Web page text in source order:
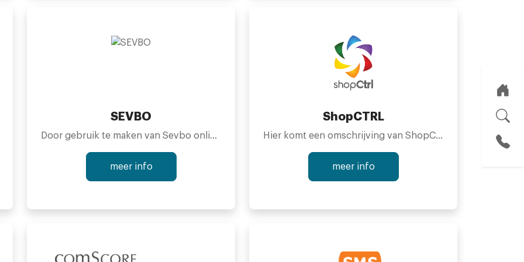
Nooit meer adresgegevens overtypen door de
Automatische email met Track & Trace gegevens naar
Mogelijkheid om briefpost te verwerken
Wereldwijd verzenden
Geen wachttijd bij het postkantoor
SEVBO
Door gebruik te maken van Sevbo online marketingtools vergroot uï¿½de kansen op extraï¿½omzet voor uw onderneming.ï¿½Metï¿½ons aanbod aan gespecialiseerdeï¿½diensten dieï¿½benoemt wordenï¿½alsï¿½affiliate marketing, cpm/cpc basedï¿½branding en lead generatie,ï¿½kunt u eenvoudig, overzichtelijk enï¿½met gemakï¿½de omzet van uw ondernemingï¿½vergroten zonder al teveel werk.
meer info
ShopCTRL
Hier komt een omschrijving van ShopCTRL
meer info